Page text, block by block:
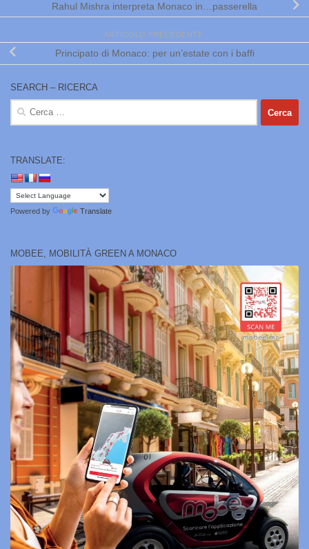
Rahul Mishra interpreta Monaco in…passerella
ARTICOLO PRECEDENTE
Principato di Monaco: per un’estate con i baffi
SEARCH – RICERCA
Ricerca
per:
TRANSLATE:
Powered by Translate
MOBEE, MOBILITÀ GREEN A MONACO